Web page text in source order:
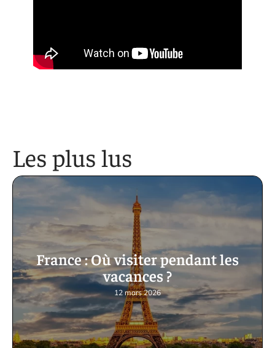
Les plus lus
France : Où visiter pendant les
vacances ?
12 mars 2026